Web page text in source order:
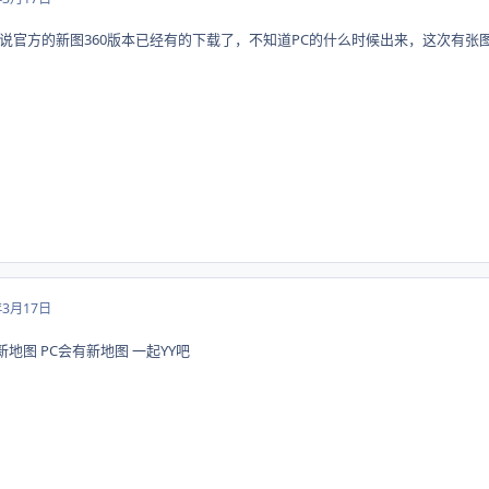
官方的新图360版本已经有的下载了，不知道PC的什么时候出来，这次有张
月17日
图 PC会有新地图 一起YY吧